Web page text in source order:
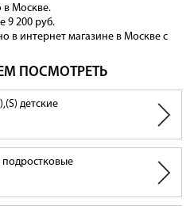
в Москве.
9 200 руб.
в интернет магазине в Москве с
ПОСМОТРЕТЬ
детские